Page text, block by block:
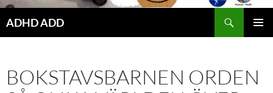
ADHD ADD
BOKSTAVSBARNEN ORDEN